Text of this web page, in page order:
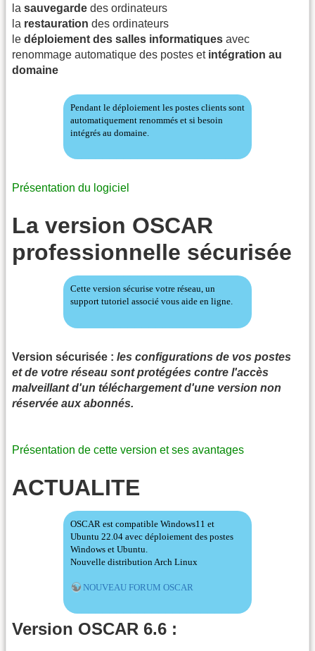
la sauvegarde des ordinateurs
la restauration des ordinateurs
le déploiement des salles informatiques avec
renommage automatique des postes et intégration au
domaine
Pendant le déploiement les postes clients sont
automatiquement renommés et si besoin
intégrés au domaine.
Présentation du logiciel
La version OSCAR
professionnelle sécurisée
Cette version sécurise votre réseau, un
support tutoriel associé vous aide en ligne.
Version sécurisée : les configurations de vos postes
et de votre réseau sont protégées contre l'accès
malveillant d'un téléchargement d'une version non
réservée aux abonnés.
Présentation de cette version et ses avantages
ACTUALITE
OSCAR est compatible Windows11 et
Ubuntu 22.04 avec déploiement des postes
Windows et Ubuntu.
Nouvelle distribution Arch Linux
NOUVEAU FORUM OSCAR
Version OSCAR 6.6 :